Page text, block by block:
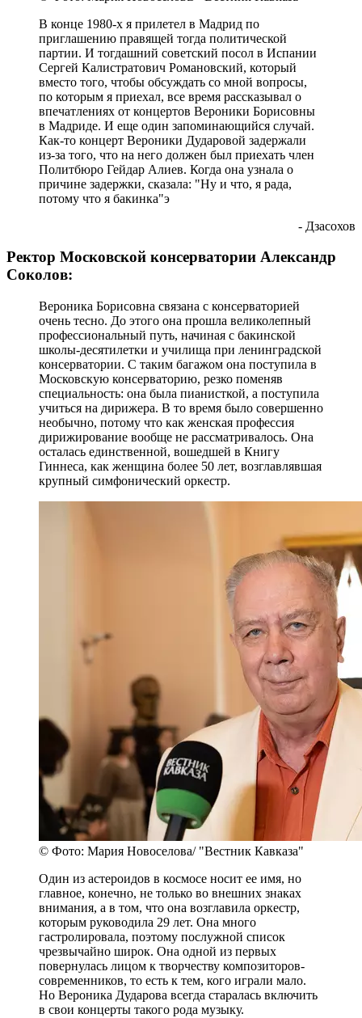
В конце 1980-х я прилетел в Мадрид по
приглашению правящей тогда политической
партии. И тогдашний советский посол в Испании
Сергей Калистратович Романовский, который
вместо того, чтобы обсуждать со мной вопросы,
по которым я приехал, все время рассказывал о
впечатлениях от концертов Вероники Борисовны
в Мадриде. И еще один запоминающийся случай.
Как-то концерт Вероники Дударовой задержали
из-за того, что на него должен был приехать член
Политбюро Гейдар Алиев. Когда она узнала о
причине задержки, сказала: "Ну и что, я рада,
потому что я бакинка"э
- Дзасохов
Ректор Московской консерватории Александр
Соколов:
Вероника Борисовна связана с консерваторией
очень тесно. До этого она прошла великолепный
профессиональный путь, начиная с бакинской
школы-десятилетки и училища при ленинградской
консерватории. С таким багажом она поступила в
Московскую консерваторию, резко поменяв
специальность: она была пианисткой, а поступила
учиться на дирижера. В то время было совершенно
необычно, потому что как женская профессия
дирижирование вообще не рассматривалось. Она
осталась единственной, вошедшей в Книгу
Гиннеса, как женщина более 50 лет, возглавлявшая
крупный симфонический оркестр.
© Фото: Мария Новоселова/ "Вестник Кавказа"
Один из астероидов в космосе носит ее имя, но
главное, конечно, не только во внешних знаках
внимания, а в том, что она возглавила оркестр,
которым руководила 29 лет. Она много
гастролировала, поэтому послужной список
чрезвычайно широк. Она одной из первых
повернулась лицом к творчеству композиторов-
современников, то есть к тем, кого играли мало.
Но Вероника Дударова всегда старалась включить
в свои концерты такого рода музыку.